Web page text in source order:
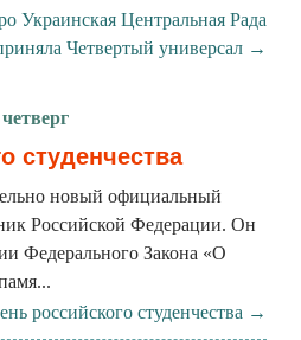
Украинская Центральная Рада
Четвертый универсал →
студенчества
новый официальный
Российской Федерации. Он
Федерального Закона «О
российского студенчества →